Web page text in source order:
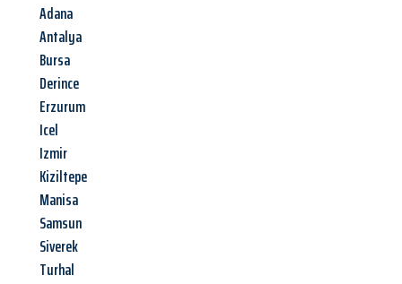
Adana
Antalya
Bursa
Derince
Erzurum
Icel
Izmir
Kiziltepe
Manisa
Samsun
Siverek
Turhal